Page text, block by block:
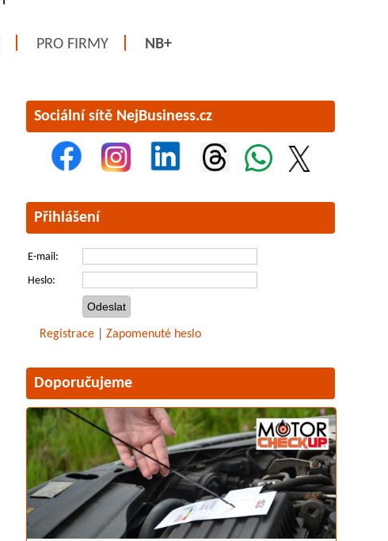
PRO FIRMY NB+
Sociální sítě NejBusiness.cz
Přihlášení
E-mail:
Heslo:
Registrace Zapomenuté heslo
Doporučujeme